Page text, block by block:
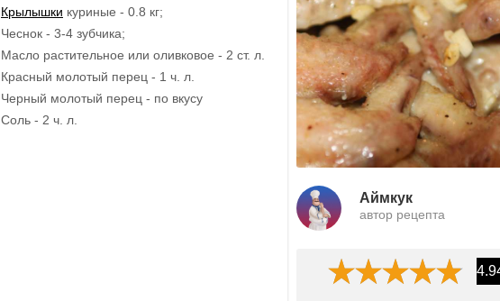
Крылышки куриные - 0.8 кг;
Чеснок - 3-4 зубчика;
Масло растительное или оливковое - 2 ст. л.
Красный молотый перец - 1 ч. л.
Черный молотый перец - по вкусу
Соль - 2 ч. л.
Аймкук
автор рецепта